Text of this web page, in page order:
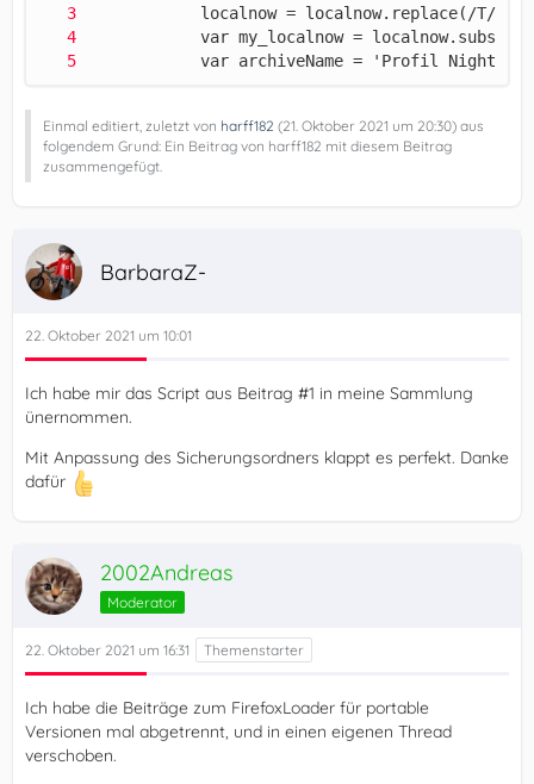
var archiveName = 'Profil Nightly
Einmal editiert, zuletzt von harff182 (21. Oktober 2021 um 20:30) aus
folgendem Grund: Ein Beitrag von harff182 mit diesem Beitrag
zusammengefügt.
BarbaraZ-
22. Oktober 2021 um 10:01
Ich habe mir das Script aus Beitrag #1 in meine Sammlung
ünernommen.
Mit Anpassung des Sicherungsordners klappt es perfekt. Danke
dafür
2002Andreas
Moderator
22. Oktober 2021 um 16:31
Ich habe die Beiträge zum FirefoxLoader für portable
Versionen mal abgetrennt, und in einen eigenen Thread
verschoben.